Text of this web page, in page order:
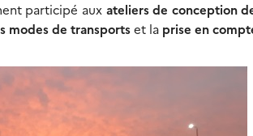
participé aux ateliers de conception
modes de transportset la prise en